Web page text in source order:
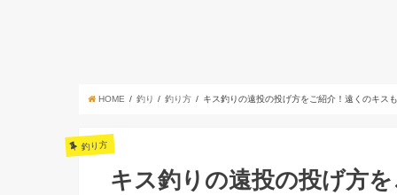
HOME 釣り 釣り方 キス釣りの遠投の投げ方をご紹介！遠くのキス
釣り方
キス釣りの遠投の投げ方